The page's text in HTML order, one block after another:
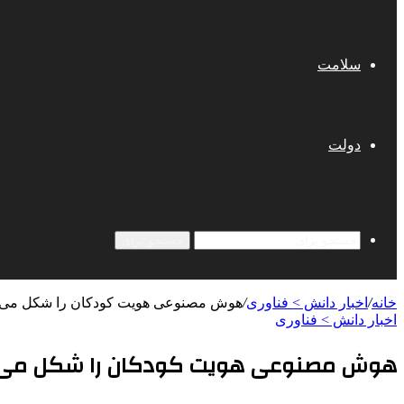
سلامت
دولت
خانه/ اخبار دانش > فناوری‌/هوش مصنوعی هویت کودکان را شکل
اخبار دانش > فناوری‌
هوش مصنوعی هویت کودکان را شکل